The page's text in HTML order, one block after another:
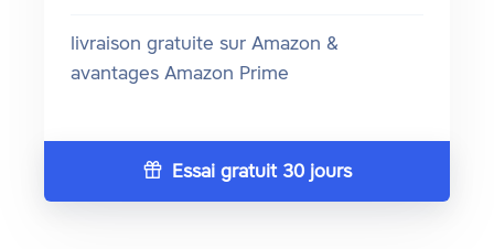
livraison gratuite sur Amazon &
avantages Amazon Prime
Essai gratuit 30 jours